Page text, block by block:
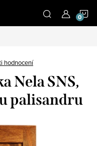
hodnocení
Nela SNS,
palisandru